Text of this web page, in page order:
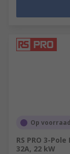
Op voorraad
RS PRO 3-
32A, 22 kW